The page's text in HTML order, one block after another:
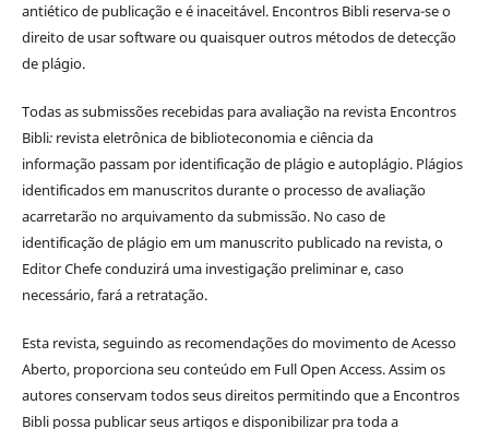
antiético de publicação e é inaceitável. Encontros Bibli reserva-se o
direito de usar software ou quaisquer outros métodos de detecção
de plágio.
Todas as submissões recebidas para avaliação na revista Encontros
Bibli: revista eletrônica de biblioteconomia e ciência da
informaçãopassam por identificação de plágio e autoplágio. Plágios
identificados em manuscritos durante o processo de avaliação
acarretarão no arquivamento da submissão. No caso de
identificação de plágio em um manuscrito publicado na revista, o
Editor Chefe conduzirá uma investigação preliminar e, caso
necessário, fará a retratação.
Esta revista, seguindo as recomendações do movimento de Acesso
Aberto, proporciona seu conteúdo em Full Open Access. Assim os
autores conservam todos seus direitos permitindo que a Encontros
Bibli possa publicar seus artigos e disponibilizar pra toda a